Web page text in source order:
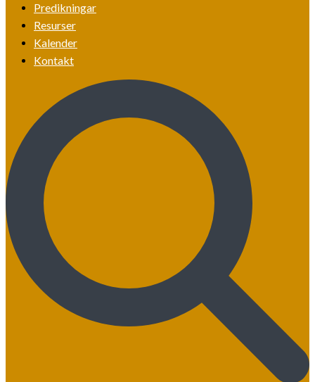
Predikningar
Resurser
Kalender
Kontakt